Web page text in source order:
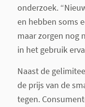
onderzoek.
en hebben soms
maar zorgen nog
in het gebruik
Naast de
de prijs van de
tegen.